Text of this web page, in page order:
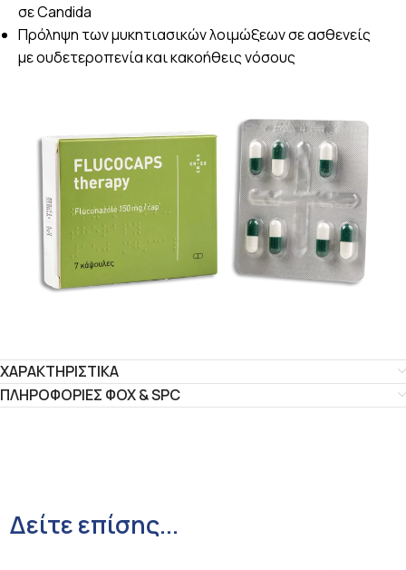
σε Candida
Πρόληψη των μυκητιασικών λοιμώξεων σε ασθενείς
με ουδετεροπενία και κακοήθεις νόσους
ΧΑΡΑΚΤΗΡΙΣΤΙΚΑ
ΠΛΗΡΟΦΟΡΙΕΣ ΦΟΧ & SPC
Δείτε επίσης...